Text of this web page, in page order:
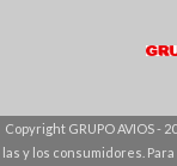
Copyright GRUPO AVIOS -
y los consumidores.